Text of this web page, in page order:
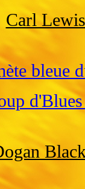
Carl
bleue